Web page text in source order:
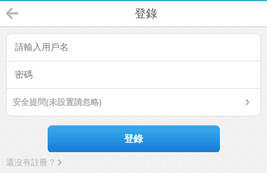
登錄
安全提問(未設置請忽略)
登錄
還沒有註冊？